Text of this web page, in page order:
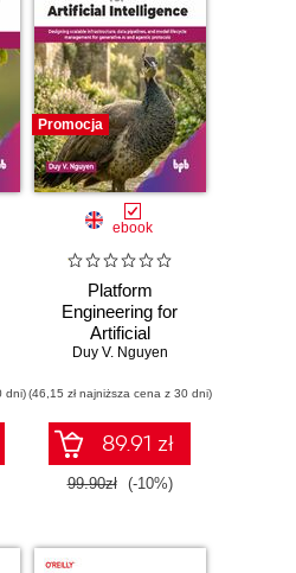
dni)
Promocja
ebook
Platform
Engineering for
Artificial
Intelligence
Duy V. Nguyen
(46,15 zł najniższa cena z 30 dni)
89.91 zł
99.90zł (-10%)